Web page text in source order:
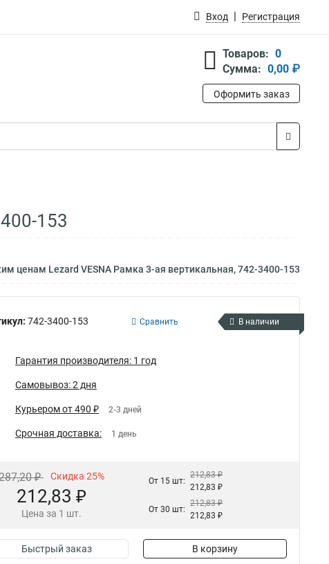
Вход Регистрация
Товаров: 0
Сумма: 0,00 ₽
Оформить заказ
153
ценам Lezard VESNA Рамка 3-ая вертикальная, 742-3400-153
742-3400-153 Сравнить В наличии
Гарантия производителя: 1 год
Самовывоз: 2 дня
Курьером от 490 ₽ 2-3 дней
Срочная доставка: 1 день
₽ Скидка 25%
212,83 ₽
Цена за 1 шт.
От 15 шт:
212,83 ₽
212,83 ₽
От 30 шт:
212,83 ₽
212,83 ₽
Быстрый заказ В корзину